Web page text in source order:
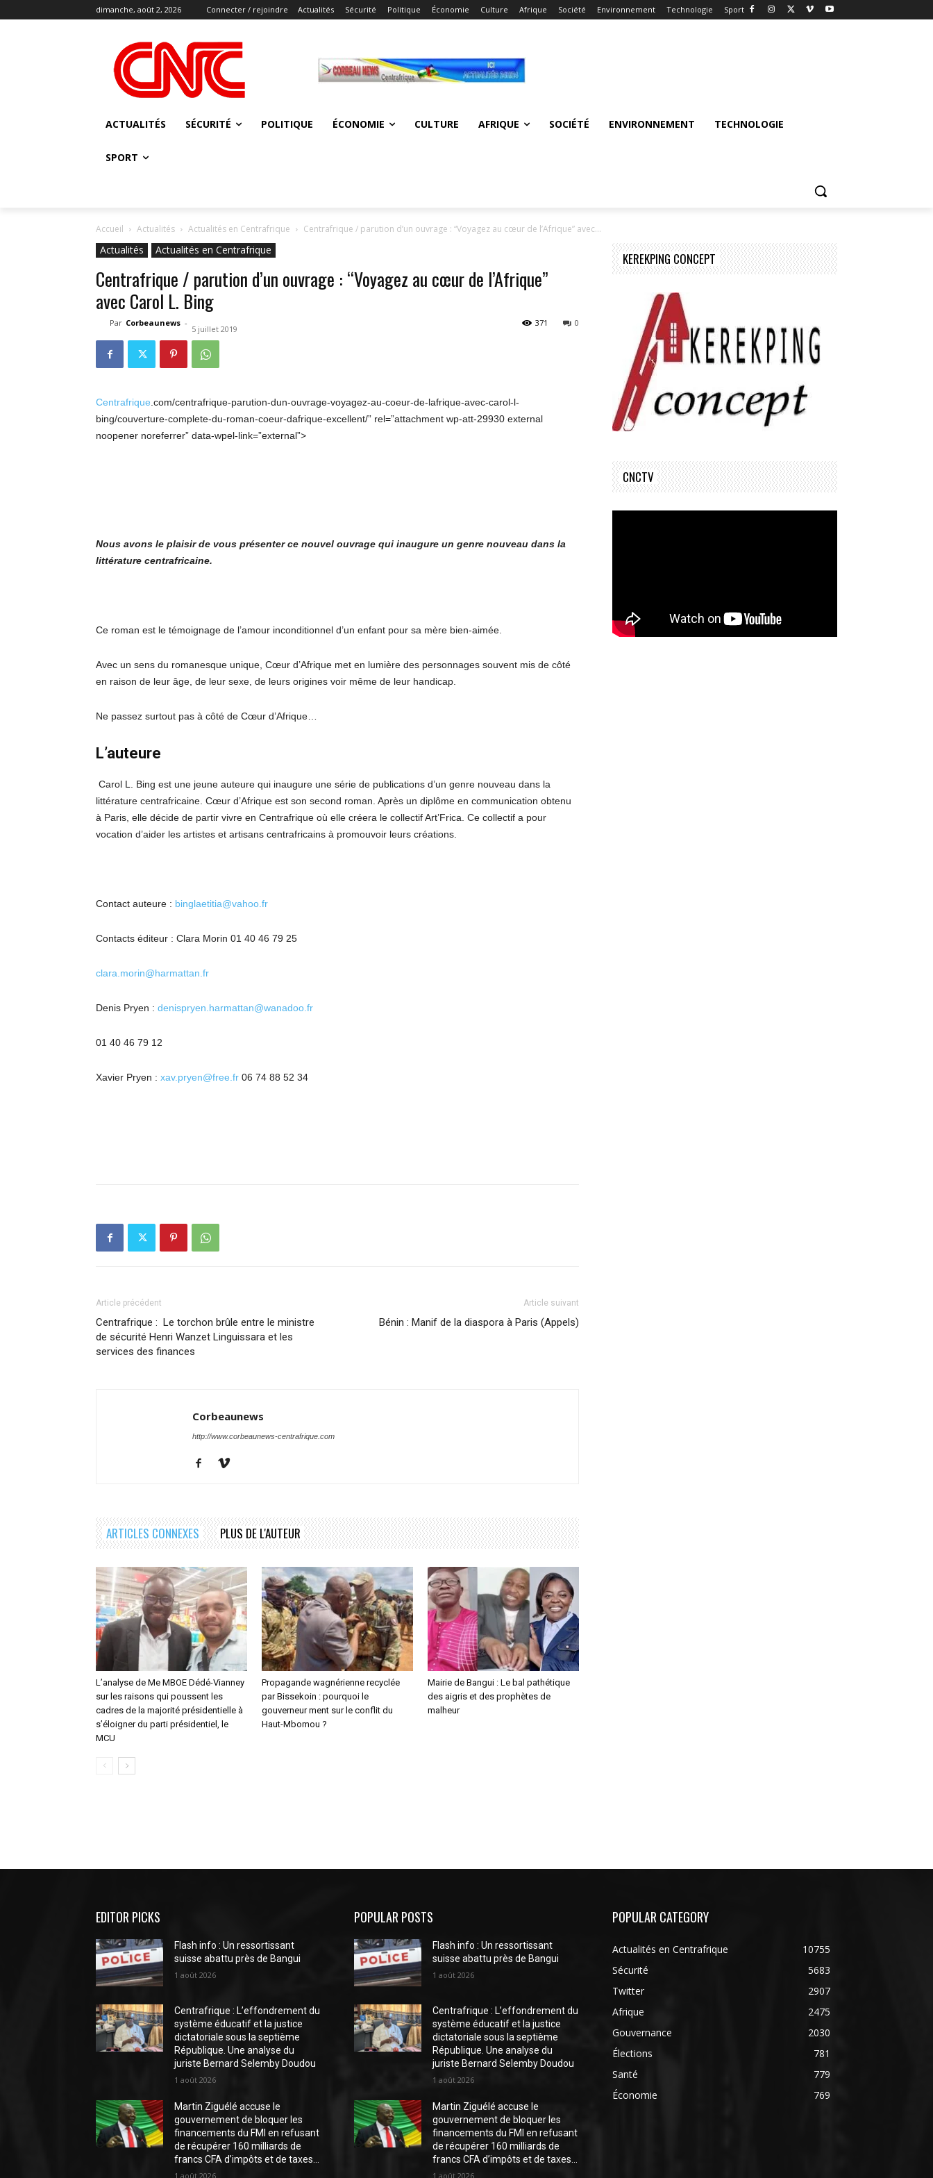
dimanche, août 2, 2026 Connecter / rejoindre Actualités Sécurité Politique Économie Culture Afrique Société Environnement Technologie Sport
ACTUALITÉS SÉCURITÉ POLITIQUE ÉCONOMIE CULTURE AFRIQUE SOCIÉTÉ ENVIRONNEMENT TECHNOLOGIE
SPORT
Accueil Actualités Actualités en Centrafrique Centrafrique / parution d’un ouvrage : “Voyagez au cœur de l’Afrique” avec...
Actualités Actualités en Centrafrique
Centrafrique / parution d’un ouvrage : “Voyagez au cœur de l’Afrique”
avec Carol L. Bing
Par Corbeaunews -
5 juillet 2019
0
371
Centrafrique .com/centrafrique-parution-dun-ouvrage-voyagez-au-coeur-de-lafrique-avec-carol-l-
bing/couverture-complete-du-roman-coeur-dafrique-excellent/” rel=”attachment wp-att-29930 external
noopener noreferrer” data-wpel-link=”external”>
Nous avons le plaisir de vous présenter ce nouvel ouvrage qui inaugure un genre nouveau dans la
littérature centrafricaine.
Ce roman est le témoignage de l’amour inconditionnel d’un enfant pour sa mère bien-aimée.
Avec un sens du romanesque unique, Cœur d’Afrique met en lumière des personnages souvent mis de côté
en raison de leur âge, de leur sexe, de leurs origines voir même de leur handicap.
Ne passez surtout pas à côté de Cœur d’Afrique…
L’auteure
Carol L. Bing est une jeune auteure qui inaugure une série de publications d’un genre nouveau dans la
littérature centrafricaine. Cœur d’Afrique est son second roman. Après un diplôme en communication obtenu
à Paris, elle décide de partir vivre en Centrafrique où elle créera le collectif Art’Frica. Ce collectif a pour
vocation d’aider les artistes et artisans centrafricains à promouvoir leurs créations.
Contact auteure : binglaetitia@vahoo.fr
Contacts éditeur : Clara Morin 01 40 46 79 25
clara.morin@harmattan.fr
Denis Pryen : denispryen.harmattan@wanadoo.fr
01 40 46 79 12
Xavier Pryen : xav.pryen@free.fr 06 74 88 52 34
Article précédent
Centrafrique : Le torchon brûle entre le ministre
de sécurité Henri Wanzet Linguissara et les
services des finances
Article suivant
Bénin : Manif de la diaspora à Paris (Appels)
Corbeaunews
http://www.corbeaunews-centrafrique.com
ARTICLES CONNEXES PLUS DE L'AUTEUR
L’analyse de Me MBOE Dédé-Vianney
sur les raisons qui poussent les
cadres de la majorité présidentielle à
s’éloigner du parti présidentiel, le
MCU
Propagande wagnérienne recyclée
par Bissekoin : pourquoi le
gouverneur ment sur le conflit du
Haut-Mbomou ?
Mairie de Bangui : Le bal pathétique
des aigris et des prophètes de
malheur
KEREKPING CONCEPT
CNCTV
EDITOR PICKS
Flash info : Un ressortissant
suisse abattu près de Bangui
1 août 2026
Centrafrique : L’effondrement du
système éducatif et la justice
dictatoriale sous la septième
République. Une analyse du
juriste Bernard Selemby Doudou
1 août 2026
Martin Ziguélé accuse le
gouvernement de bloquer les
financements du FMI en refusant
de récupérer 160 milliards de
francs CFA d’impôts et de taxes...
1 août 2026
POPULAR POSTS
Flash info : Un ressortissant
suisse abattu près de Bangui
1 août 2026
Centrafrique : L’effondrement du
système éducatif et la justice
dictatoriale sous la septième
République. Une analyse du
juriste Bernard Selemby Doudou
1 août 2026
Martin Ziguélé accuse le
gouvernement de bloquer les
financements du FMI en refusant
de récupérer 160 milliards de
francs CFA d’impôts et de taxes...
1 août 2026
POPULAR CATEGORY
Actualités en Centrafrique
10755
Sécurité
5683
Twitter
2907
Afrique
2475
Gouvernance
2030
Élections
781
Santé
779
Économie
769